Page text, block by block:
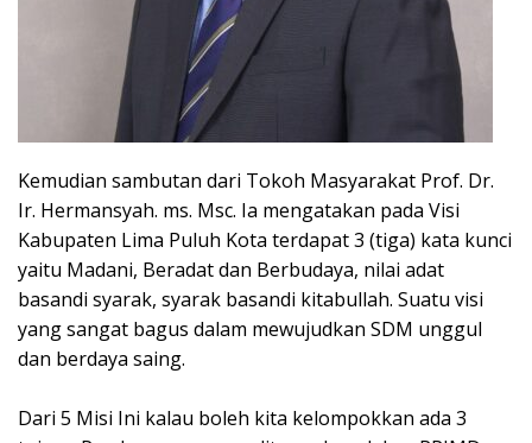
Kemudian sambutan dari Tokoh Masyarakat Prof. Dr.
Ir. Hermansyah. ms. Msc. Ia mengatakan pada Visi
Kabupaten Lima Puluh Kota terdapat 3 (tiga) kata kunci
yaitu Madani, Beradat dan Berbudaya, nilai adat
basandi syarak, syarak basandi kitabullah. Suatu visi
yang sangat bagus dalam mewujudkan SDM unggul
dan berdaya saing.
Dari 5 Misi Ini kalau boleh kita kelompokkan ada 3